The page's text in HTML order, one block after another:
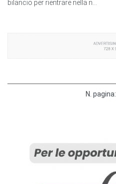
bilancio per rientrare nella n...
N. pagina: